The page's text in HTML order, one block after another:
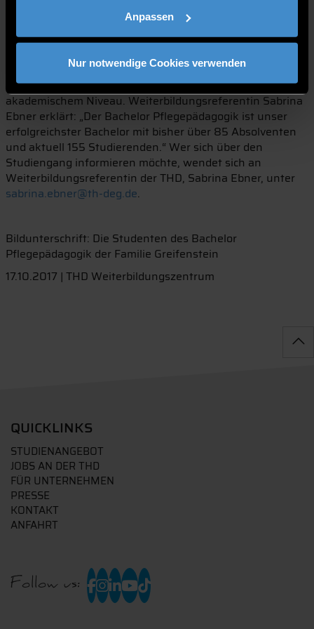
Anpassen
Nur notwendige Cookies verwenden
Der Bachelor Pflegepädagogik wird seit 2011 am
Weiterbildungszentrum der THD für Pflegefachkräfte
sowie Hebammen und Entbindungspfleger angeboten
und beinhaltet eine Ausbildung von Fachlehrern für
Pflegeberufe und therapeutische Berufe auf
akademischem Niveau. Weiterbildungsreferentin Sabrina
Ebner erklärt: „Der Bachelor Pflegepädagogik ist unser
erfolgreichster Bachelor mit bisher über 85 Absolventen
und aktuell 155 Studierenden.“ Wer sich über den
Studiengang informieren möchte, wendet sich an
Weiterbildungsreferentin der THD, Sabrina Ebner, unter
sabrina.ebner@th-deg.de.
Bildunterschrift: Die Studenten des Bachelor
Pflegepädagogik der Familie Greifenstein
17.10.2017 | THD Weiterbildungszentrum
QUICKLINKS
STUDIENANGEBOT
JOBS AN DER THD
FÜR UNTERNEHMEN
PRESSE
KONTAKT
ANFAHRT
Follow us: